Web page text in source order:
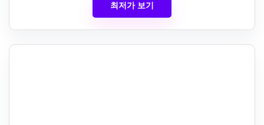
최저가 보기